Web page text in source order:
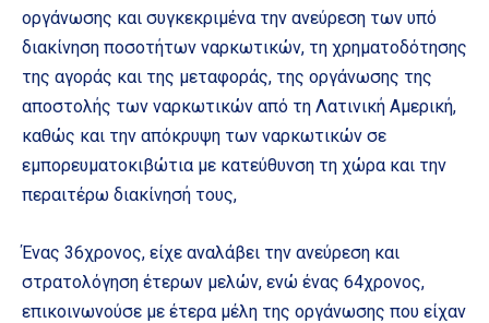
οργάνωσης και συγκεκριμένα την ανεύρεση των υπό
διακίνηση ποσοτήτων ναρκωτικών, τη χρηματοδότησης
της αγοράς και της μεταφοράς, της οργάνωσης της
αποστολής των ναρκωτικών από τη Λατινική Αμερική,
καθώς και την απόκρυψη των ναρκωτικών σε
εμπορευματοκιβώτια με κατεύθυνση τη χώρα και την
περαιτέρω διακίνησή τους,
Ένας 36χρονος, είχε αναλάβει την ανεύρεση και
στρατολόγηση έτερων μελών, ενώ ένας 64χρονος,
επικοινωνούσε με έτερα μέλη της οργάνωσης που είχαν